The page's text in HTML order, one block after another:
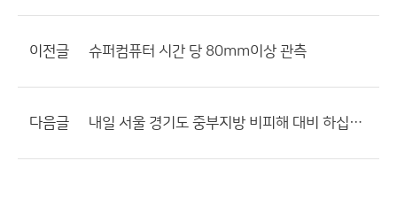
이전글 슈퍼컴퓨터 시간 당 80mm이상 관측
다음글 내일 서울 경기도 중부지방 비피해 대비 하십시오?